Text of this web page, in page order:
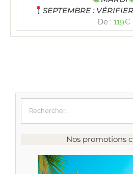
SEPTEMBRE :
De : 119€
Nos promotions